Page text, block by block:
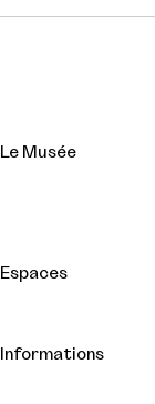
Le Musée
Espaces
Informations